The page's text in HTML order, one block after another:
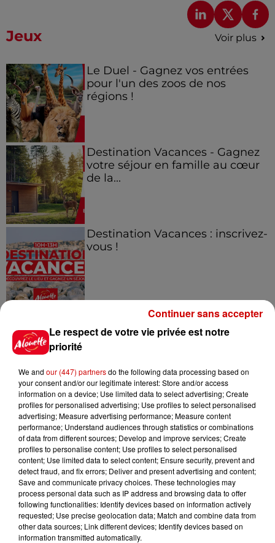
Jeux Voir plus
Le Duel - Gagnez vos entrées
pour l'un des zoos de nos
régions !
Destination Vacances - Gagnez
votre séjour en famille au cœur
de la...
Destination Vacances : inscrivez-
vous !
Infos
7 août 2026
Pape Léon XIV en France : quel
est son programme ?
7 août 2026
Limoges : un bébé d'un mois
blessé dans un incendie, un
appartement...
7 août 2026
Le respect de votre vie privée est notre
priorité
We and our (447) partnersdo the following data processing based on
your consent and/or our legitimate interest: Store and/or access
information on a device; Use limited data to select advertising; Create
profiles for personalised advertising; Use profiles to select personalised
advertising; Measure advertising performance; Measure content
performance; Understand audiences through statistics or combinations
of data from different sources; Develop and improve services; Create
profiles to personalise content; Use profiles to select personalised
content; Use limited data to select content; Ensure security, prevent and
detect fraud, and fix errors; Deliver and present advertising and content;
Save and communicate privacy choices. These technologies may
process personal data such as IP address and browsing data to offer
following functionalities: Identify devices based on information actively
requested; Use precise geolocation data; Match and combine data from
other data sources; Link different devices; Identify devices based on
information transmitted automatically.
Continuer sans accepter